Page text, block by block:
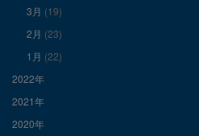
3月 (19)
2月 (23)
1月 (22)
2022年
2021年
2020年